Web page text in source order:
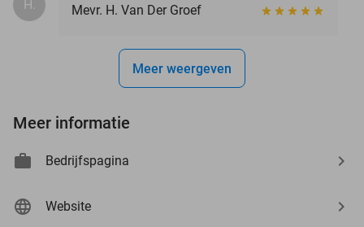
H. Mevr. H. Van Der Groef
Meer weergeven
Meer informatie
Bedrijfspagina
Website